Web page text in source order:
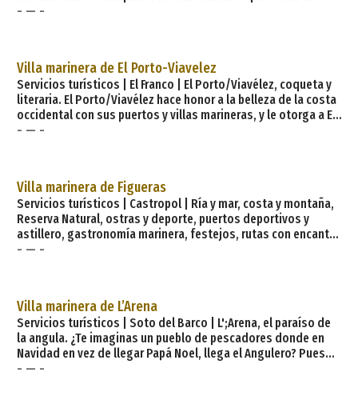
imaginación, que hasta tiene su propia y personal lengua: el
celebra cada 29 d
- — -
Villa marinera de El Porto-Viavelez
Servicios turísticos | El Franco | El Porto/Viavélez, coqueta y
literaria. El Porto/Viavélez hace honor a la belleza de la costa
occidental con sus puertos y villas marineras, y le otorga a El
Franco, su municipio, un lugar destacado en lo que a paisajes
letras, esta villa marinera del occi
- — -
Villa marinera de Figueras
Servicios turísticos | Castropol | Ría y mar, costa y montaña,
Reserva Natural, ostras y deporte, puertos deportivos y
astillero, gastronomía marinera, festejos, rutas con encanto,
arquitectura indiana y palacios, cascos históricos… Así es
marco perfecto para tranquilos paseos en barco donde se
obser
- — -
Villa marinera de L’Arena
Servicios turísticos | Soto del Barco | L';Arena, el paraíso de
la angula. ¿Te imaginas un pueblo de pescadores donde en
Navidad en vez de llegar Papá Noel, llega el Angulero? Pues
así de singular es L';Arena, paraíso de la mejor angula del
- — -